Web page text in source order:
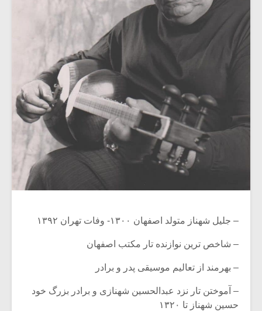
– جلیل شهناز متولد اصفهان ۱۳۰۰- وفات تهران ۱۳۹۲
– شاخص ترین نوازنده تار مکتب اصفهان
– بهرمند از تعالیم موسیقی پدر و برادر
– آموختن تار نزد عبدالحسین شهنازی و برادر بزرگ خود
حسین شهناز تا ۱۳۲۰